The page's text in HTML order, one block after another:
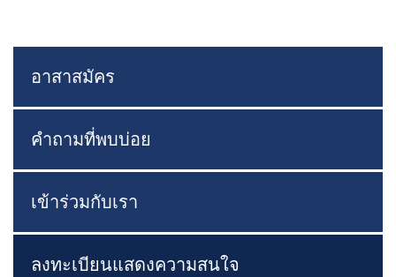
อาสาสมัคร
คำถามที่พบบ่อย
เข้าร่วมกับเรา
ลงทะเบียนแสดงความสนใจ